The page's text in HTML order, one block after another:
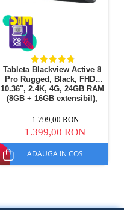
Tableta Blackview Active 8
Pro Rugged, Black, FHD+
10.36", 2.4K, 4G, 24GB RAM
(8GB + 16GB extensibil),
Helio G99, 22000mAh, OTG,
NFC, Dual SIM
1.799,00 RON
1.399,00 RON
ADAUGA IN COS